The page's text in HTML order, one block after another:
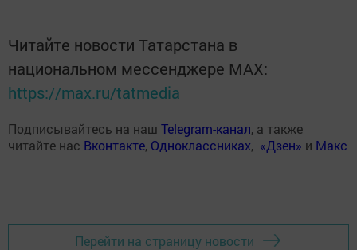
Читайте новости Татарстана в
национальном мессенджере MАХ:
https://max.ru/tatmedia
Подписывайтесь на наш Telegram-канал, а также
читайте нас Вконтакте, Одноклассниках, «Дзен» и Макс
Перейти на страницу новости